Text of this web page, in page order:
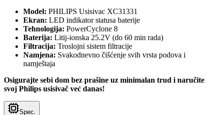
Model: PHILIPS Usisivac XC31331
Ekran: LED indikator statusa baterije
Tehnologija: PowerCyclone 8
Baterija: Litij-ionska 25.2V (do 60 min rada)
Filtracija: Troslojni sistem filtracije
Namjena: Svakodnevno čišćenje svih vrsta podova i
namještaja
Osigurajte sebi dom bez prašine uz minimalan trud i naručite
svoj Philips usisivač već danas!
Spec.